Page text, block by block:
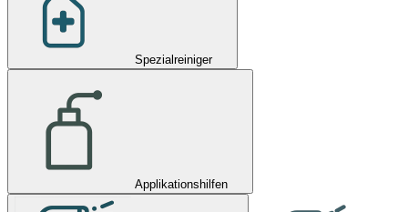
Spezialreiniger
Applikationshilfen